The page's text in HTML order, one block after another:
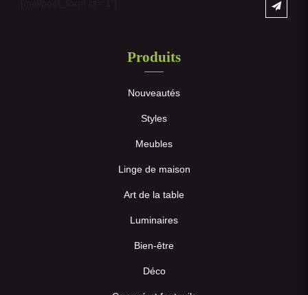
Produits
Nouveautés
Styles
Meubles
Linge de maison
Art de la table
Luminaires
Bien-être
Déco